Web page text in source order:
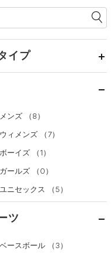
イプ
メンズ
（8）
ウィメンズ
（7）
ボーイズ
（1）
ガールズ
（0）
ユニセックス
（5）
ツ
ベースボール
（3）